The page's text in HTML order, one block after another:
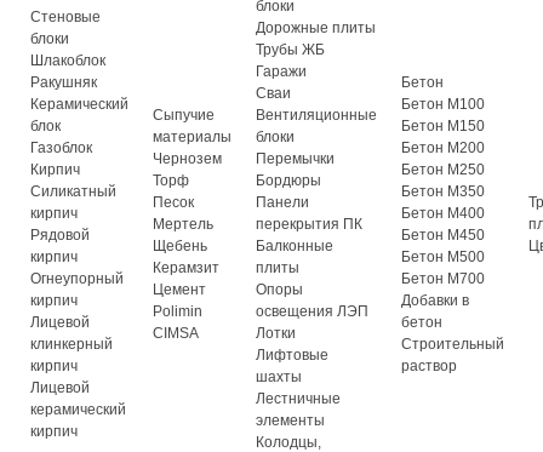
Стеновые
блоки
Шлакоблок
Ракушняк
Керамический
блок
Газоблок
Кирпич
Силикатный
кирпич
Рядовой
кирпич
Огнеупорный
кирпич
Лицевой
клинкерный
кирпич
Лицевой
керамический
кирпич
Сыпучие
материалы
Чернозем
Торф
Песок
Мертель
Щебень
Керамзит
Цемент
Polimin
CIMSA
блоки
Дорожные плиты
Трубы ЖБ
Гаражи
Сваи
Вентиляционные
блоки
Перемычки
Бордюры
Панели
перекрытия ПК
Балконные
плиты
Опоры
освещения ЛЭП
Лотки
Лифтовые
шахты
Лестничные
элементы
Колодцы,
Бетон
Бетон М100
Бетон М150
Бетон М200
Бетон М250
Бетон М350
Бетон М400
Бетон М450
Бетон М500
Бетон М700
Добавки в
бетон
Строительный
раствор